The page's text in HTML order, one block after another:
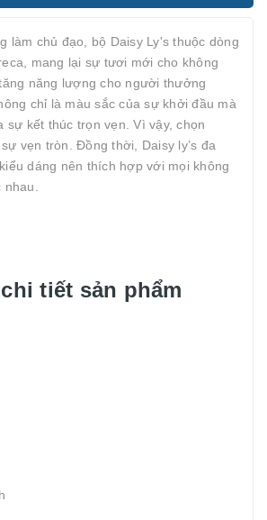
làm chủ đạo, bộ Daisy Ly's thuộc dòng
mang lại sự tươi mới cho không
năng lượng cho người thưởng
chỉ là màu sắc của sự khởi đầu mà
sự kết thúc trọn vẹn. Vì vậy, chọn
sự vẹn tròn. Đồng thời, Daisy ly’s đa
dáng nên thích hợp với mọi không
tiết sản phẩm